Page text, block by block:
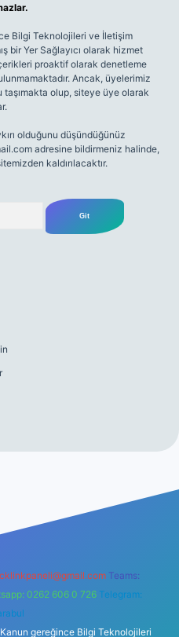
Bilgi Teknolojileri ve İletişim
bir Yer Sağlayıcı olarak hizmet
proaktif olarak denetleme
Ancak, üyelerimiz
taşımakta olup, siteye üye olarak
olduğunu düşündüğünüz
adresine bildirmeniz halinde,
kaldırılacaktır.
Teams:
0262 606 0 726 Telegram:
Kanun gereğince Bilgi Teknolojileri